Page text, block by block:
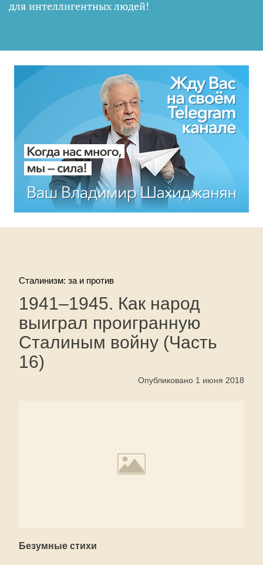
для интеллигентных людей!
Сталинизм: за и против
1941–1945. Как народ
выиграл проигранную
Сталиным войну (Часть
16)
Опубликовано 1 июня 2018
Безумные стихи